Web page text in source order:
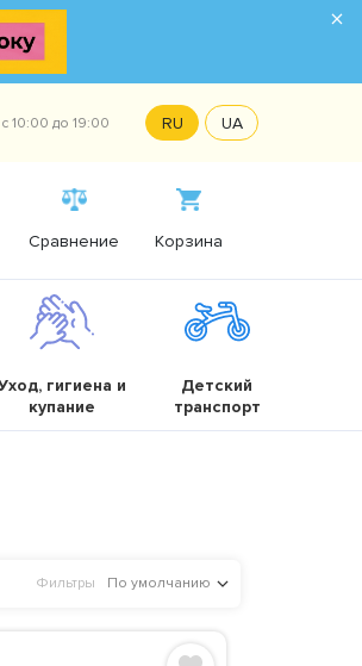
×
10:00 до 19:00 RU UA
Сравнение Корзина
гигиена и
купание
Детский
транспорт
Фильтры По умолчанию